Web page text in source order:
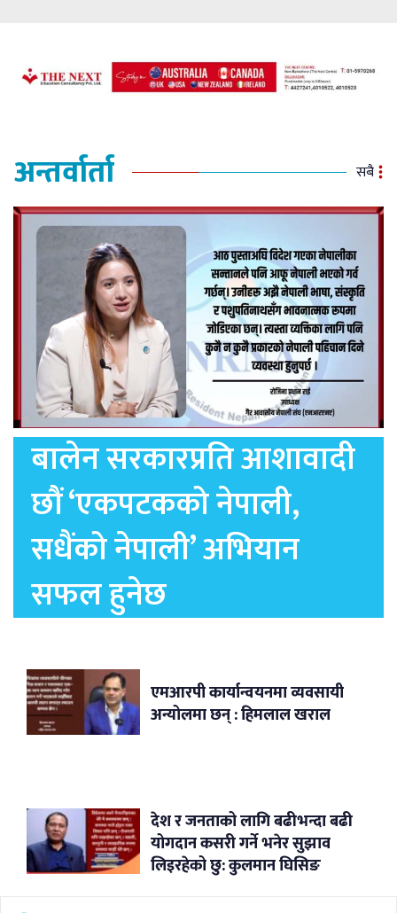
अन्तर्वार्ता सबै
बालेन सरकारप्रति आशावादी
छौं ‘एकपटकको नेपाली,
सधैंको नेपाली’ अभियान
सफल हुनेछ
एमआरपी कार्यान्वयनमा व्यवसायी
अन्योलमा छन् : हिमलाल खराल
देश र जनताको लागि बढीभन्दा बढी
योगदान कसरी गर्ने भनेर सुझाव
लिइरहेको छु: कुलमान घिसिङ